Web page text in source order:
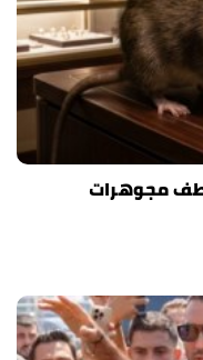
مجوهرات